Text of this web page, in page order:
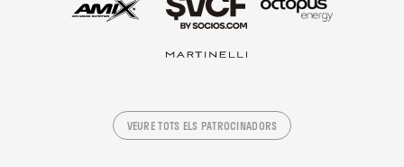
VEURE TOTS ELS PATROCINADORS